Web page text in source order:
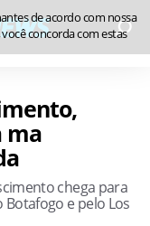
ma
chega para
e pelo Los
de acordo com nossa
concorda com estas